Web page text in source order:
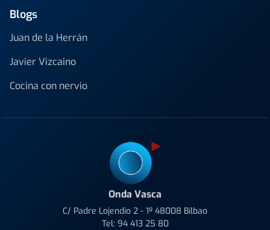
Blogs
Juan de la Herrán
Javier Vizcaino
Cocina con nervio
Onda Vasca
C/ Padre Lojendio 2 - 1º 48008 Bilbao
Tel: 94 413 25 80